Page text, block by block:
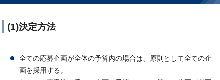
(1)決定方法
全ての応募企画が全体の予算内の場合は、原則として全ての企
画を採用する。